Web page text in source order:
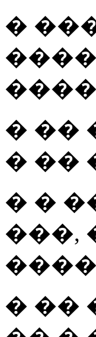
�
� ��
� ��
� �
���,
� ��